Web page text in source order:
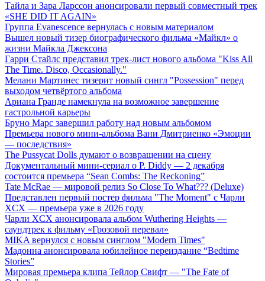
Тайла и Зара Ларссон анонсировали первый совместный трек
«SHE DID IT AGAIN»
Группа Evanescence вернулась с новым материалом
Вышел новый тизер биографического фильма «Майкл» о
жизни Майкла Джексона
Гарри Стайлс представил трек-лист нового альбома "Kiss All
The Time. Disco, Occasionally."
Мелани Мартинес тизерит новый сингл "Possession" перед
выходом четвёртого альбома
Ариана Гранде намекнула на возможное завершение
гастрольной карьеры
Бруно Марс завершил работу над новым альбомом
Премьера нового мини-альбома Вани Дмитриенко «Эмоции
— последствия»
The Pussycat Dolls думают о возвращении на сцену
Документальный мини-сериал о P. Diddy — 2 декабря
состоится премьера “Sean Combs: The Reckoning”
Tate McRae — мировой релиз So Close To What??? (Deluxe)
Представлен первый постер фильма "The Moment" с Чарли
XCX — премьера уже в 2026 году
Чарли XCX анонсировала альбом Wuthering Heights —
саундтрек к фильму «Грозовой перевал»
MIKA вернулся с новым синглом "Modern Times"
Мадонна анонсировала юбилейное переиздание “Bedtime
Stories”
Мировая премьера клипа Тейлор Свифт — "The Fate of